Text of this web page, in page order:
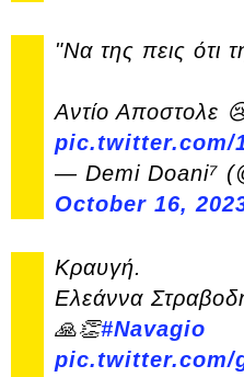
"Να της πεις ότι
Αντίο Αποστολε
pic.twitter.com/
— Demi Doani⁷
October 16,
Κραυγή.
Ελεάννα
🙏👏#Navagio
pic.twitter.com/